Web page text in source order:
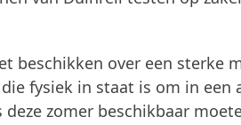
beschikken over een sterke
fysiek in staat is om in
zomer beschikbaar